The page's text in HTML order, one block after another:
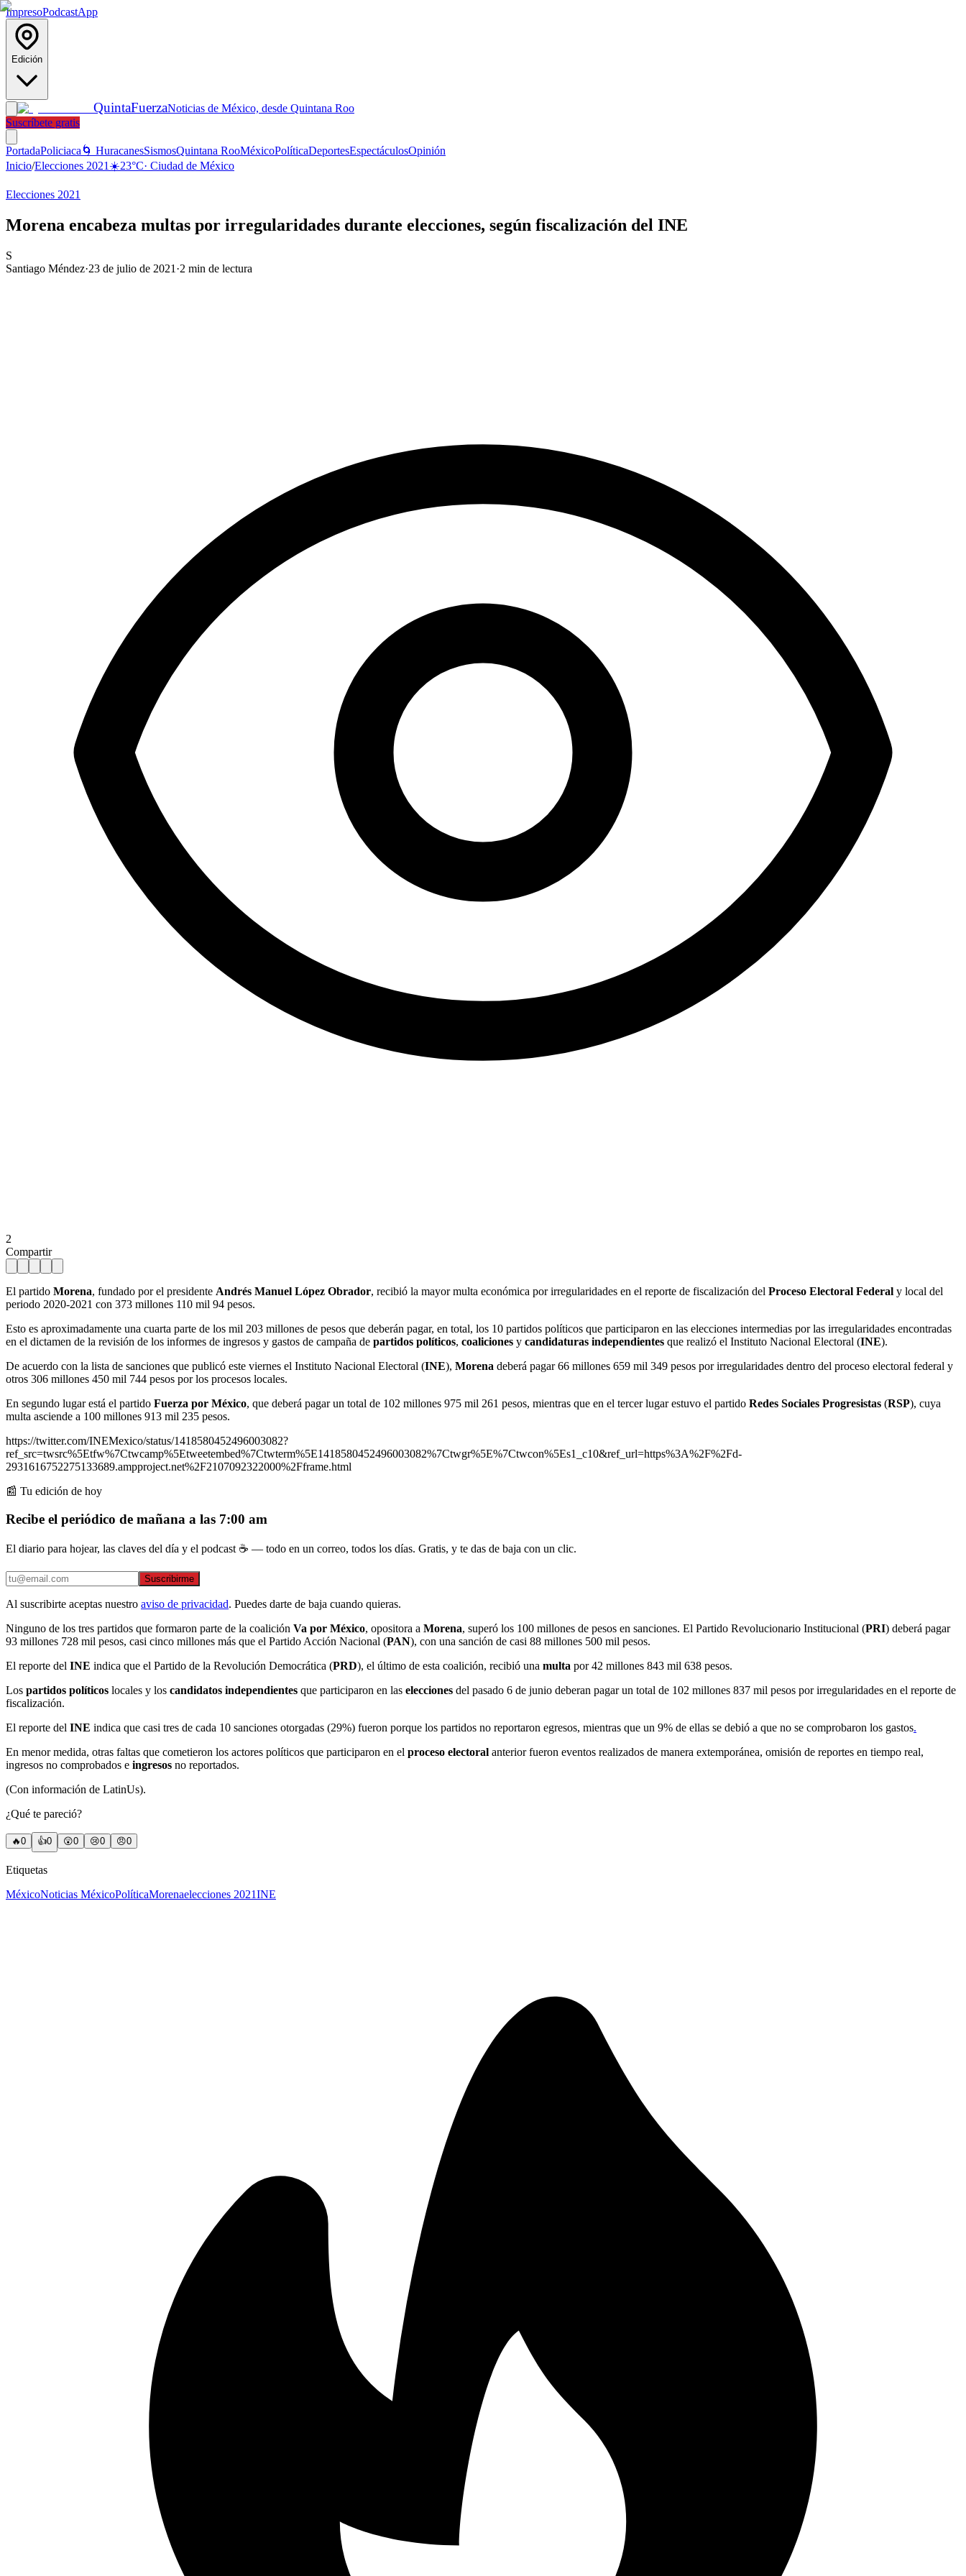
ImpresoPodcastApp
Edición
QuintaFuerzaNoticias de México, desde Quintana Roo
Suscríbete gratis
PortadaPoliciaca 🌀 HuracanesSismosQuintana RooMéxicoPolíticaDeportesEspectáculosOpinión
Inicio/Elecciones 2021 ☀️23°C· Ciudad de México
Elecciones 2021
Morena encabeza multas por irregularidades durante elecciones, según fiscalización del INE
S
Santiago Méndez·23 de julio de 2021 ·2 min de lectura
2
Compartir
El partido Morena, fundado por el presidente Andrés Manuel López Obrador, recibió la mayor multa económica por irregularidades en el reporte de fiscalización del Proceso Electoral Federal y local del
periodo 2020-2021 con 373 millones 110 mil 94 pesos.
Esto es aproximadamente una cuarta parte de los mil 203 millones de pesos que deberán pagar, en total, los 10 partidos políticos que participaron en las elecciones intermedias por las irregularidades encontradas
en el dictamen de la revisión de los informes de ingresos y gastos de campaña de partidos políticos, coaliciones y candidaturas independientes que realizó el Instituto Nacional Electoral (INE).
De acuerdo con la lista de sanciones que publicó este viernes el Instituto Nacional Electoral (INE), Morena deberá pagar 66 millones 659 mil 349 pesos por irregularidades dentro del proceso electoral federal y
otros 306 millones 450 mil 744 pesos por los procesos locales.
En segundo lugar está el partido Fuerza por México, que deberá pagar un total de 102 millones 975 mil 261 pesos, mientras que en el tercer lugar estuvo el partido Redes Sociales Progresistas (RSP), cuya
multa asciende a 100 millones 913 mil 235 pesos.
https://twitter.com/INEMexico/status/1418580452496003082?
ref_src=twsrc%5Etfw%7Ctwcamp%5Etweetembed%7Ctwterm%5E1418580452496003082%7Ctwgr%5E%7Ctwcon%5Es1_c10&ref_url=https%3A%2F%2Fd-
2931616752275133689.ampproject.net%2F2107092322000%2Fframe.html
📰 Tu edición de hoy
Recibe el periódico de mañana a las 7:00 am
El diario para hojear, las claves del día y el podcast ☕ — todo en un correo, todos los días. Gratis, y te das de baja con un clic.
Suscribirme
Al suscribirte aceptas nuestro aviso de privacidad. Puedes darte de baja cuando quieras.
Ninguno de los tres partidos que formaron parte de la coalición Va por México, opositora a Morena, superó los 100 millones de pesos en sanciones. El Partido Revolucionario Institucional (PRI) deberá pagar
93 millones 728 mil pesos, casi cinco millones más que el Partido Acción Nacional (PAN), con una sanción de casi 88 millones 500 mil pesos.
El reporte del INE indica que el Partido de la Revolución Democrática (PRD), el último de esta coalición, recibió una multa por 42 millones 843 mil 638 pesos.
Los partidos políticos locales y los candidatos independientes que participaron en las elecciones del pasado 6 de junio deberan pagar un total de 102 millones 837 mil pesos por irregularidades en el reporte de
fiscalización.
El reporte del INE indica que casi tres de cada 10 sanciones otorgadas (29%) fueron porque los partidos no reportaron egresos, mientras que un 9% de ellas se debió a que no se comprobaron los gastos.
En menor medida, otras faltas que cometieron los actores políticos que participaron en el proceso electoral anterior fueron eventos realizados de manera extemporánea, omisión de reportes en tiempo real,
ingresos no comprobados e ingresos no reportados.
(Con información de LatinUs).
¿Qué te pareció?
🔥0 👍0 😲0 😢0 😠0
Etiquetas
MéxicoNoticias MéxicoPolíticaMorenaelecciones 2021INE